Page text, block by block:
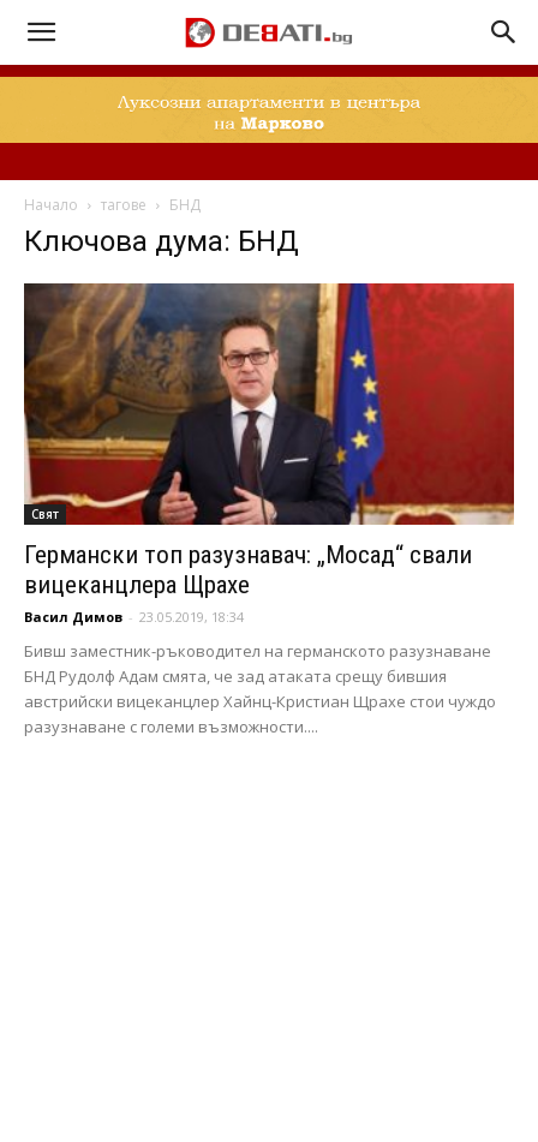
Начало тагове БНД
Ключова дума: БНД
Свят
Германски топ разузнавач: „Мосад“ свали
вицеканцлера Щрахе
Васил Димов - 23.05.2019, 18:34
Бивш заместник-ръководител на германското разузнаване
БНД Рудолф Адам смята, че зад атаката срещу бившия
австрийски вицеканцлер Хайнц-Кристиан Щрахе стои чуждо
разузнаване с големи възможности....